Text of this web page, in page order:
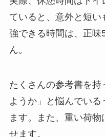
ていると、意外と短
強できる時間は、正
ん。
たくさんの参考書を
ようか」と悩んでい
ます。また、重い荷
せます。